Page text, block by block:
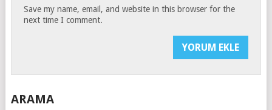
Save my name, email, and website in this browser for the
next time I comment.
ARAMA